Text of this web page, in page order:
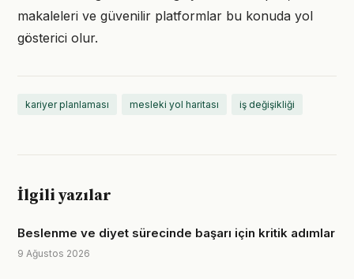
makaleleri ve güvenilir platformlar bu konuda yol
gösterici olur.
kariyer planlaması mesleki yol haritası iş değişikliği
İlgili yazılar
Beslenme ve diyet sürecinde başarı için kritik adımlar
9 Ağustos 2026